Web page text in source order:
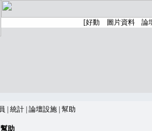
統計 論壇設施 幫助
助